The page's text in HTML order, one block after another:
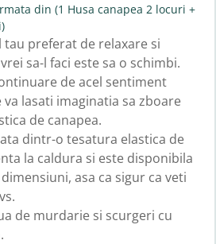
din (1 Husa canapea 2 locuri +
tau preferat de relaxare si
sa-l faci este sa o schimbi.
de acel sentiment
lasati imaginatia sa zboare
de canapea.
dintr-o tesatura elastica de
la caldura si este disponibila
asa ca sigur ca veti
de murdarie si scurgeri cu